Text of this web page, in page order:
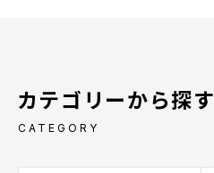
カテゴリーから探す
CATEGORY